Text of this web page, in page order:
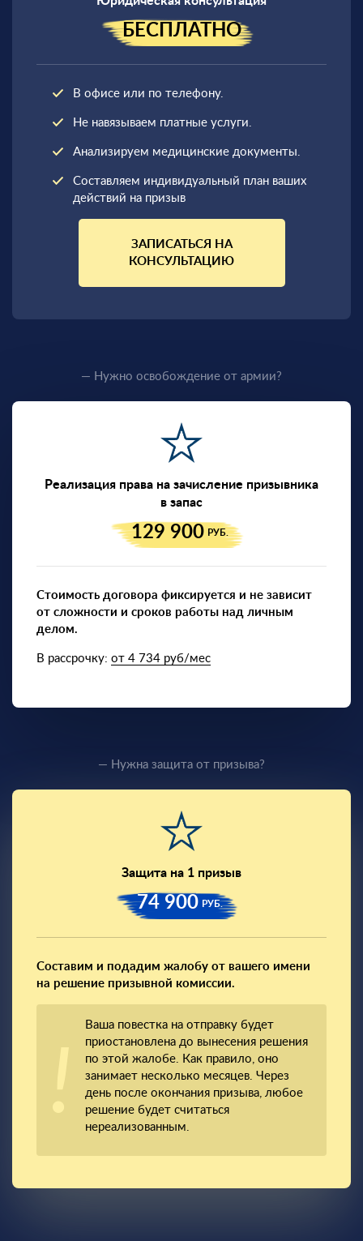
БЕСПЛАТНО
В офисе или по телефону.
Не навязываем платные услуги.
Анализируем медицинские документы.
Составляем индивидуальный план ваших
действий на призыв
ЗАПИСАТЬСЯ НА
КОНСУЛЬТАЦИЮ
— Нужно освобождение от армии?
Реализация права на зачисление призывника
в запас
129 900 РУБ.
Стоимость договора фиксируется и не зависит
от сложности и сроков работы над личным
делом.
В рассрочку: от 4 734 руб/мес
— Нужна защита от призыва?
Защита на 1 призыв
74 900 РУБ.
Составим и подадим жалобу от вашего имени
на решение призывной комиссии.
Ваша повестка на отправку будет
приостановлена до вынесения решения
по этой жалобе. Как правило, оно
занимает несколько месяцев. Через
день после окончания призыва, любое
решение будет считаться
нереализованным.